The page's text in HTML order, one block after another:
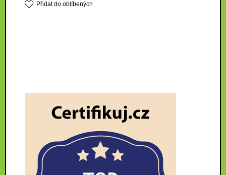
Přidat do oblíbených